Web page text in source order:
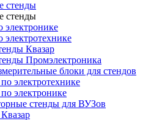
стенды
стенды
электронике
электротехнике
Квазар
Промэлектроника
блоки для стендов
электротехнике
электронике
стенды для ВУЗов